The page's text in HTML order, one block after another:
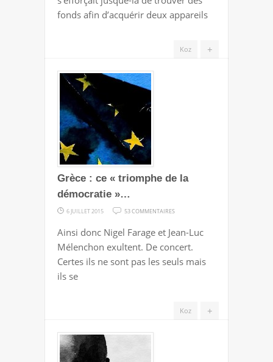
FRÈRES
D’ÂME
fonds afin d’acquérir deux appareils
+
Koz
Grèce : ce « triomphe de la
démocratie »…
6 JUILLET 2015 53 COMMENTAIRES
:
CE
« TRIOMPHE
DÉMOCRATIE »…
Ainsi donc Nigel Farage et Jean-Luc
Mélenchon exultent. De concert.
Certes ils ne sont pas les seuls mais
ils se
+
Koz